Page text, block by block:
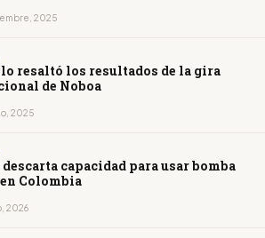
2025
resaltó los resultados de la gira
de Noboa
2025
descarta capacidad para usar bomba
Colombia
2026